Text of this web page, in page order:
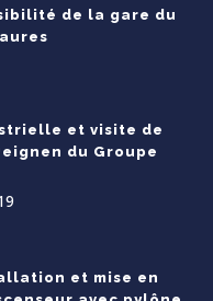
de la gare du
et visite de
du Groupe
et mise en